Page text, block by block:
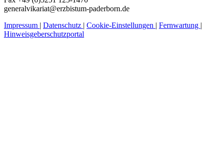
generalvikariat@erzbistum-paderborn.de
Impressum | Datenschutz | Cookie-Einstellungen | Fernwartung |
Hinweisgeberschutzportal